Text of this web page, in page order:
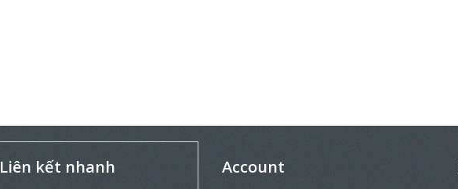
Liên kết nhanh Account